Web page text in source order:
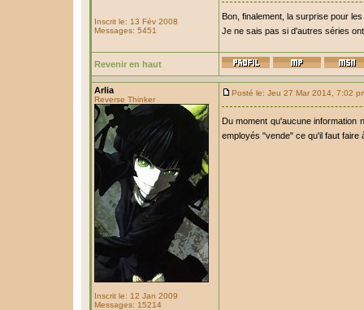
Inscrit le: 13 Fév 2008
Messages: 5451
Bon, finalement, la surprise pour
Je ne sais pas si d'autres séries
Revenir en haut
Arlia
Reverse Thinker
Inscrit le: 12 Jan 2009
Messages: 15214
Posté le: Jeu 27 Mar 2014, 7:02
Du moment qu'aucune
employés "vende" ce qu'il faut faire